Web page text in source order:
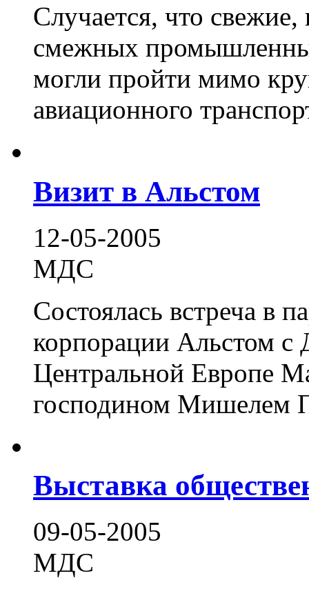
Случается, что
смежных
могли пройти мимо
авиационного
Визит в Альстом
12-05-2005
МДС
Состоялась встреча в
корпорации Альстом с
Центральной Европе
господином Мишелем
Выставка
09-05-2005
МДС